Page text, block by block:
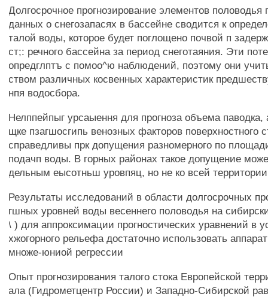
Долгосрочное прогнозирование элементов
данных о снегозапасях в бассейне сводится к
талой воды, которое будет поглощено почвой п
ст;: речного бассейна за период снеготаяния. Эти
опредглптъ с помоо^ю наблюдений, поэтому они
ством различных косвенных характеристик
нпя водосбора.
Нелппейпыг урсаыення для прогноза объема паводка,
щке пзагшосгипь венозных факторов поверхностного
справедливы прк допущения разномерного по
подачп воды. В горных районах такое допущение
дельным еысотньш уровпяц, но не ко всей
Результаты исследований в области долгосрочных
гшных уровней воды весеннего половодья на
\ ) для аппроксимации прогностических уравнений в
хжогорного рельефа достаточно использовать
множе-юниой регрессии
Опыт прогнозирования талого стока Европейской
ала (Гидрометцентр России) и Западно-Сибирской